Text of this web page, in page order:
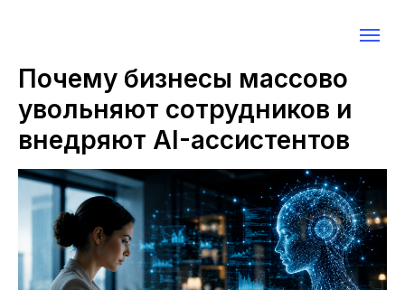
Почему бизнесы массово
увольняют сотрудников и
внедряют AI-ассистентов